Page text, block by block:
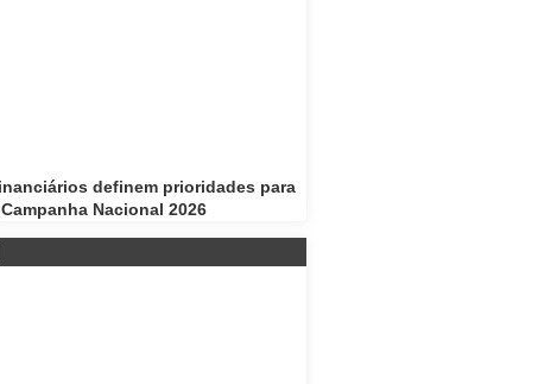
definem prioridades para
Nacional 2026